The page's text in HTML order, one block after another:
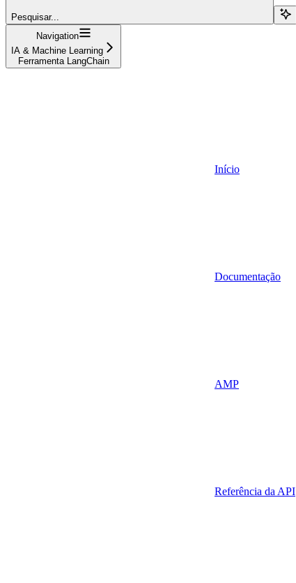
Pesquisar...
Navigation
IA & Machine Learning
Ferramenta LangChain
Início
Documentação
AMP
Referência da API